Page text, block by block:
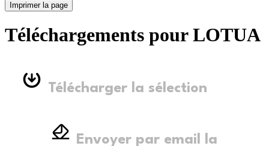
Imprimer la page
Téléchargements pour LOTUA
Télécharger la sélection